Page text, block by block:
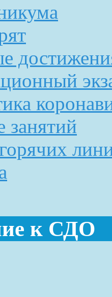
занятий
к СДО